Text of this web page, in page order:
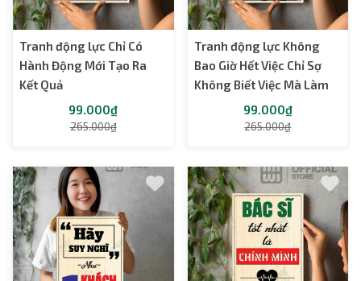
Tranh động lực Chỉ Có
Hành Động Mới Tạo Ra
Kết Quả
99.000₫
265.000₫
Tranh động lực Không
Bao Giờ Hết Việc Chỉ Sợ
Không Biết Việc Mà Làm
99.000₫
265.000₫